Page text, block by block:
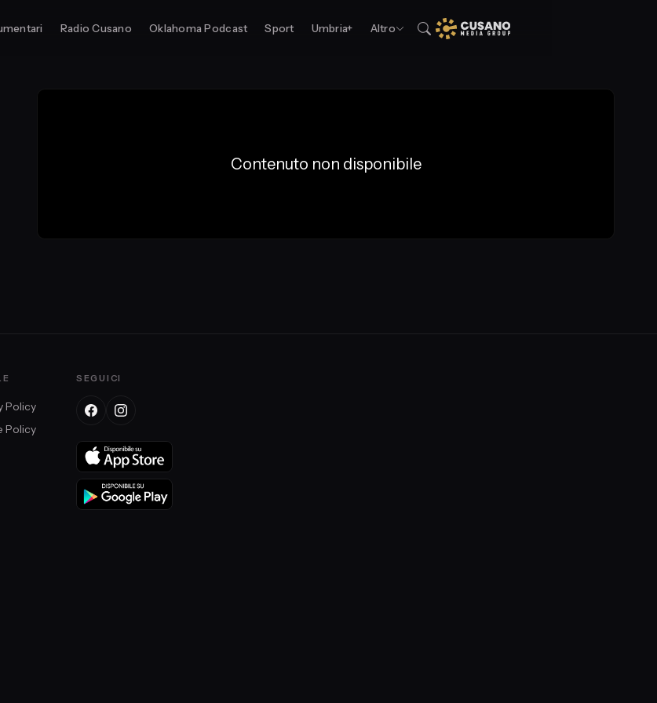
Radio Cusano Oklahoma Podcast Sport Umbria+ Altro
Contenuto non disponibile
Policy
Policy
SEGUICI